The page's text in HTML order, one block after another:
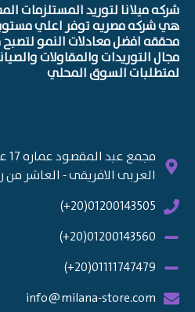
شركه ميلانا لتوريد المستلزمات
هي شركه مصريه توفر اعلي
محققه افضل معادلات النمو
مجال التوريدات والمقاولات
لمتطلبات السوق المحلي
العربى الافريقى - العاشر من
01200143505(20+)
01200143560(20+)
01111747479(20+)
info@milana-store.com